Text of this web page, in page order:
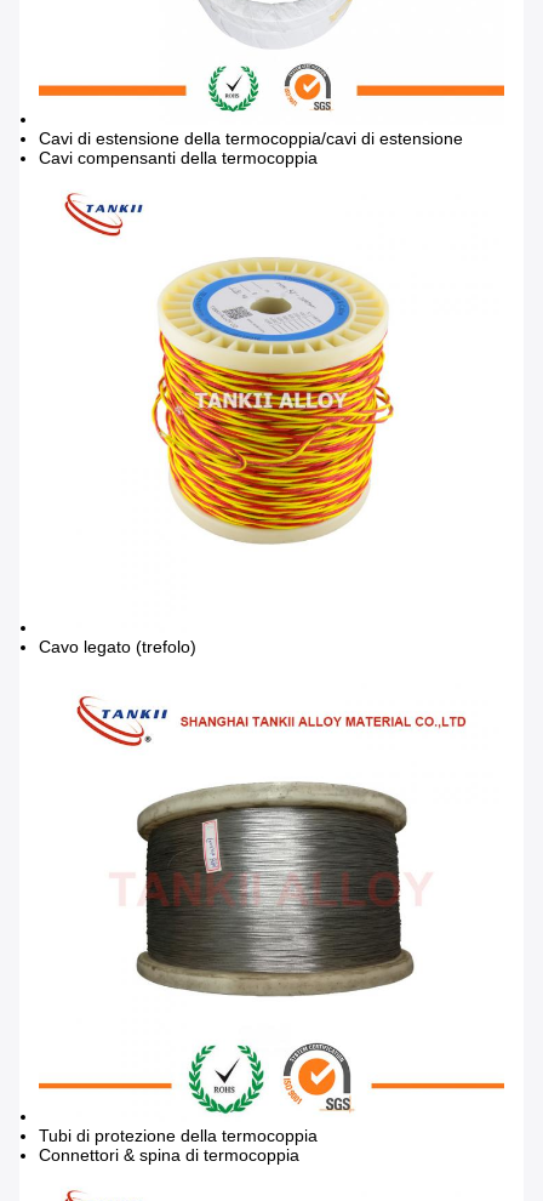
Cavi di estensione della termocoppia/cavi di estensione
Cavi compensanti della termocoppia
Cavo legato (trefolo)
Tubi di protezione della termocoppia
Connettori & spina di termocoppia